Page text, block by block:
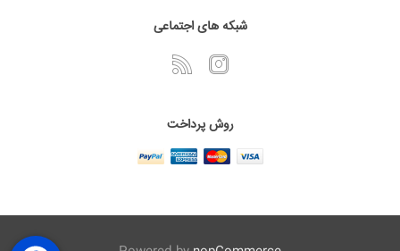
شبکه های اجتماعی
روش پرداخت